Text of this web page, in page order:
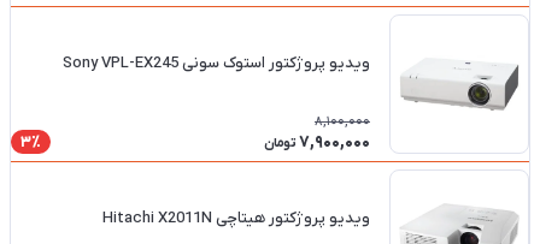
ویدیو پروژکتور استوک سونی Sony VPL-EX245
8,100,000
7,900,000 تومان 3٪
ویدیو پروژکتور هیتاچی Hitachi X2011N